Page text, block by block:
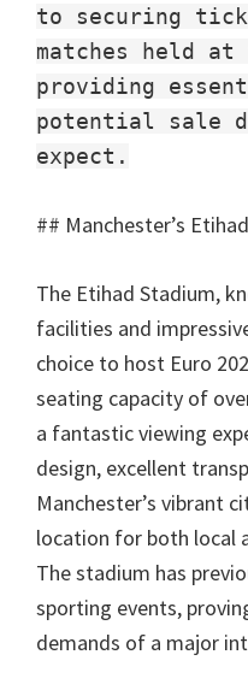
to securing
matches held at
providing
potential sale
expect.
## Manchester’s
The Etihad Stadium,
facilities and
choice to host Euro
seating capacity of
a fantastic viewing
design, excellent
Manchester’s vibrant
location for both local
The stadium has
sporting events,
demands of a major